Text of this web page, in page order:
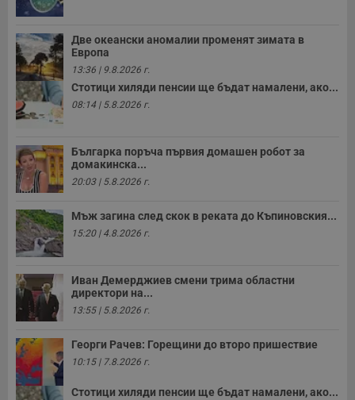
Две океански аномалии променят зимата в
Европа
13:36 | 9.8.2026 г.
Стотици хиляди пенсии ще бъдат намалени, ако...
08:14 | 5.8.2026 г.
Българка поръча първия домашен робот за
домакинска...
20:03 | 5.8.2026 г.
Мъж загина след скок в реката до Къпиновския...
15:20 | 4.8.2026 г.
Иван Демерджиев смени трима областни
директори на...
13:55 | 5.8.2026 г.
Георги Рачев: Горещини до второ пришествие
10:15 | 7.8.2026 г.
Стотици хиляди пенсии ще бъдат намалени, ако...